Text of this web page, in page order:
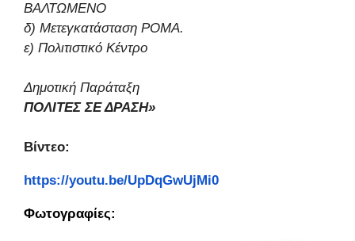
ΒΑΛΤΩΜΕΝΟ
δ) Μετεγκατάσταση ΡΟΜΑ.
ε) Πολιτιστικό Κέντρο
Δημοτική Παράταξη
ΠΟΛΙΤΕΣ ΣΕ ΔΡΑΣΗ»
Βίντεο:
https://youtu.be/UpDqGwUjMi0
Φωτογραφίες: